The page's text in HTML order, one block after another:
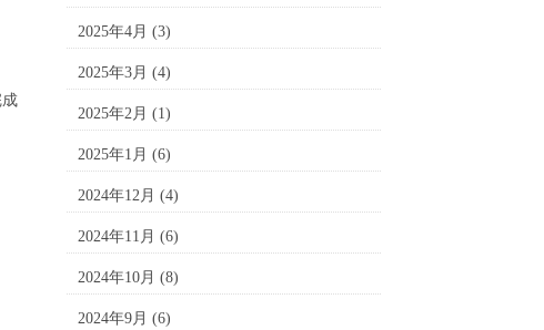
2025年4月 (3)
2025年3月 (4)
2025年2月 (1)
2025年1月 (6)
2024年12月 (4)
2024年11月 (6)
2024年10月 (8)
2024年9月 (6)